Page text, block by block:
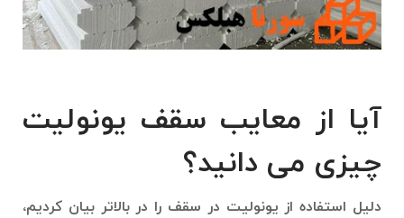
آیا از معایب سقف یونولیت
چیزی می دانید؟
دلیل استفاده از یونولیت در سقف را در بالاتر بیان کردیم،